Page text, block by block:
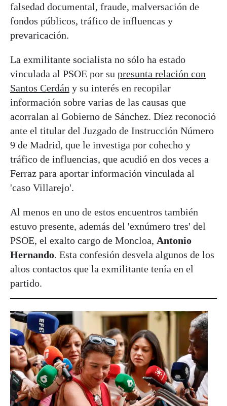
falsedad documental, fraude, malversación de
fondos públicos, tráfico de influencas y
prevaricación.
La exmilitante socialista no sólo ha estado
vinculada al PSOE por su presunta relación con
Santos Cerdán y su interés en recopilar
información sobre varias de las causas que
acorralan al Gobierno de Sánchez. Díez reconoció
ante el titular del Juzgado de Instrucción Número
9 de Madrid, que le investiga por cohecho y
tráfico de influencias, que acudió en dos veces a
Ferraz para aportar información vinculada al
'caso Villarejo'.
Al menos en uno de estos encuentros también
estuvo presente, además del 'exnúmero tres' del
PSOE, el exalto cargo de Moncloa, Antonio
Hernando. Esta confesión desvela algunos de los
altos contactos que la exmilitante tenía en el
partido.